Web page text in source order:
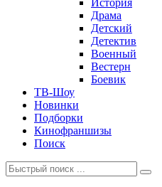
История
Драма
Детский
Детектив
Военный
Вестерн
Боевик
ТВ-Шоу
Новинки
Подборки
Кинофраншизы
Поиск